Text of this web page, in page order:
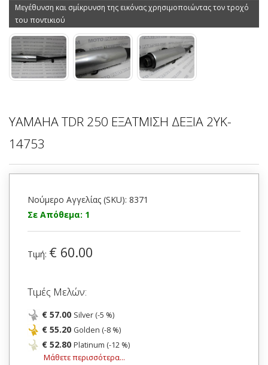
Μεγέθυνση και σμίκρυνση της εικόνας χρησιμοποιώντας τον τροχό
του ποντικιού
YAMAHA TDR 250 ΕΞΑΤΜΙΣΗ ΔΕΞΙΑ 2YK-
14753
Νούμερο Αγγελίας (SKU): 8371
Σε Απόθεμα: 1
Τιμή: € 60.00
Τιμές Μελών:
€ 57.00 Silver (-5 %)
€ 55.20 Golden (-8 %)
€ 52.80 Platinum (-12 %)
Μάθετε περισσότερα...